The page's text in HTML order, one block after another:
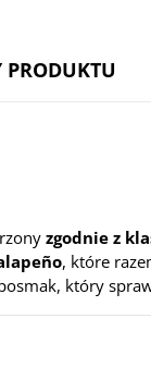
PRODUKTU
zgodnie z
, które
który